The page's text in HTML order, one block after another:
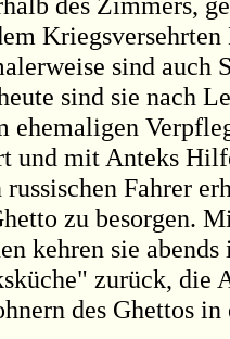
sind auch
sind sie nach
ehemaligen
und mit Anteks
russischen Fahrer
zu besorgen.
kehren sie
zurück, die
des Ghettos